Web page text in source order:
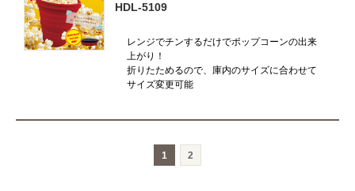
HDL-5109
レンジでチンするだけでポップコーンの出来
上がり！
折りたためるので、庫内のサイズに合わせて
サイズ変更可能
1 2